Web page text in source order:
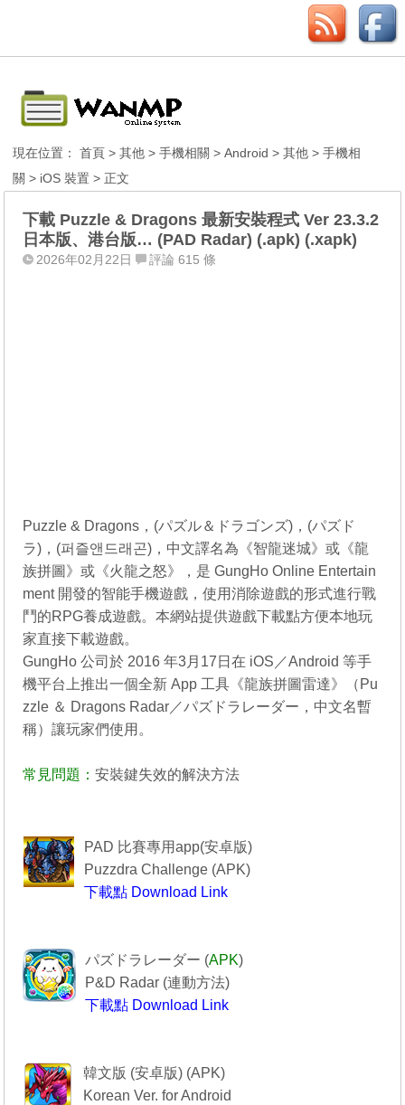
現在位置：首頁 >其他 >手機相關 >Android >其他 >手機相
關 > iOS 裝置 > 正文
下載 Puzzle & Dragons 最新安裝程式 Ver 23.3.2
日本版、港台版… (PAD Radar) (.apk) (.xapk)
2026年02月22日 評論 615 條
Puzzle & Dragons，(パズル＆ドラゴンズ)，(パズド
ラ)，(퍼즐앤드래곤)，中文譯名為《智龍迷城》或《龍
族拼圖》或《火龍之怒》，是 GungHo Online Entertain
ment 開發的智能手機遊戲，使用消除遊戲的形式進行戰
鬥的RPG養成遊戲。本網站提供遊戲下載點方便本地玩
家直接下載遊戲。
GungHo 公司於 2016 年3月17日在 iOS／Android 等手
機平台上推出一個全新 App 工具《龍族拼圖雷達》（Pu
zzle ＆ Dragons Radar／パズドラレーダー，中文名暫
稱）讓玩家們使用。
常見問題：安裝鍵失效的解決方法
PAD 比賽專用app(安卓版)
Puzzdra Challenge (APK)
下載點 Download Link
パズドラレーダー (APK)
P&D Radar (連動方法)
下載點 Download Link
韓文版 (安卓版) (APK)
Korean Ver. for Android